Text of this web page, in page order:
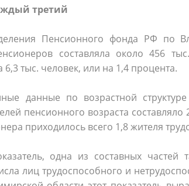
третий
Пенсионного фонда РФ по
составляла около 456
тыс. человек, или на 1,4 процента.
данные по возрастной
пенсионного возраста
приходилось всего 1,8 жителя
одна из составных частей
лиц трудоспособного и